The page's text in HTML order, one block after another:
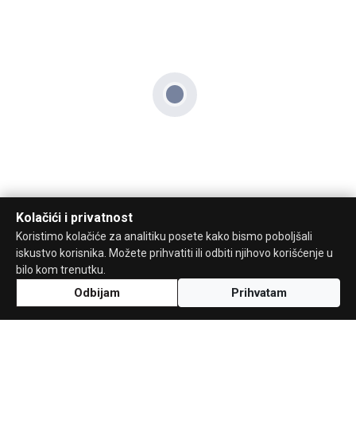
Kolačići i privatnost
Koristimo kolačiće za analitiku posete kako bismo poboljšali
iskustvo korisnika. Možete prihvatiti ili odbiti njihovo korišćenje u
bilo kom trenutku.
Odbijam Prihvatam